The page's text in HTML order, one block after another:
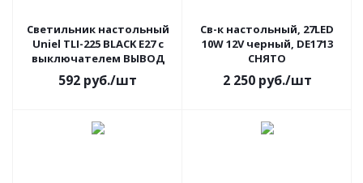
Светильник настольный
Uniel TLI-225 BLACK E27 с
выключателем ВЫВОД
592 руб./шт
Св-к настольный, 27LED
10W 12V черный, DE1713
СНЯТО
2 250руб./шт